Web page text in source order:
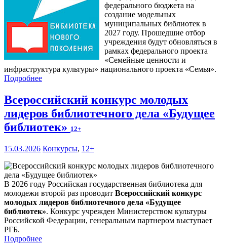
федерального бюджета на
создание модельных
муниципальных библиотек в
2027 году. Прошедшие отбор
учреждения будут обновляться в
рамках федерального проекта
«Семейные ценности и
инфраструктура культуры» национального проекта «Семья».
Подробнее
Всероссийский конкурс молодых
лидеров библиотечного дела «Будущее
библиотек» 12+
15.03.2026 Конкурсы, 12+
В 2026 году Российская государственная библиотека для
молодежи второй раз проводит Всероссийский конкурс
молодых лидеров библиотечного дела «Будущее
библиотек». Конкурс учрежден Министерством культуры
Российской Федерации, генеральным партнером выступает
РГБ.
Подробнее